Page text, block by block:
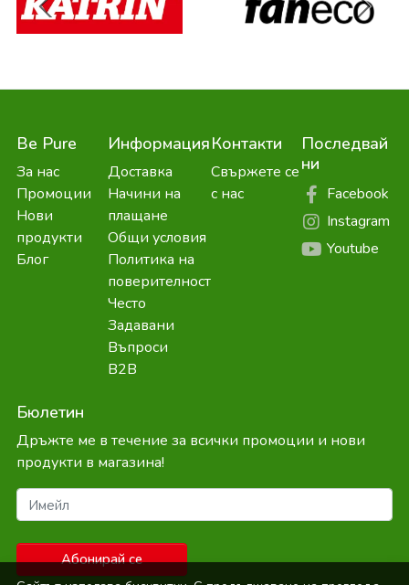
Be Pure
За нас
Промоции
Нови
продукти
Блог
Информация
Доставка
Начини на
плащане
Общи условия
Политика на
поверителност
Често
Задавани
Въпроси
B2B
Контакти
Свържете се
с нас
Последвай
ни
Facebook
Instagram
Youtube
Бюлетин
Дръжте ме в течение за всички промоции и нови
продукти в магазина!
Имейл
Абонирай се